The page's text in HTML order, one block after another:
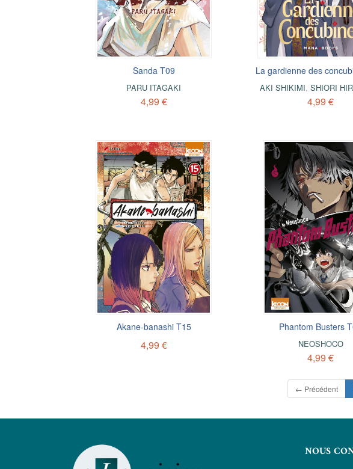
Sanda T09
PARU ITAGAKI
4,99 €
La gardienne des
AKI SHIKIMI,SHIORI
4,99 €
Akane-banashi T15
4,99 €
Phantom Busters
NEOSHOCO
4,99 €
← Précédent
NOUS